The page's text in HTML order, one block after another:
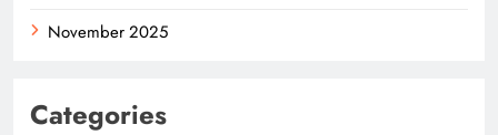
November 2025
Categories